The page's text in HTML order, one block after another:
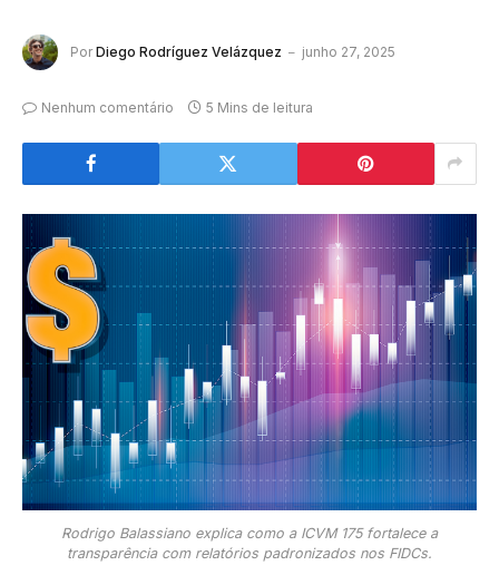
Por Diego Rodríguez Velázquez junho 27, 2025
Nenhum comentário 5 Mins de leitura
Rodrigo Balassiano explica como a ICVM 175 fortalece a
transparência com relatórios padronizados nos FIDCs.